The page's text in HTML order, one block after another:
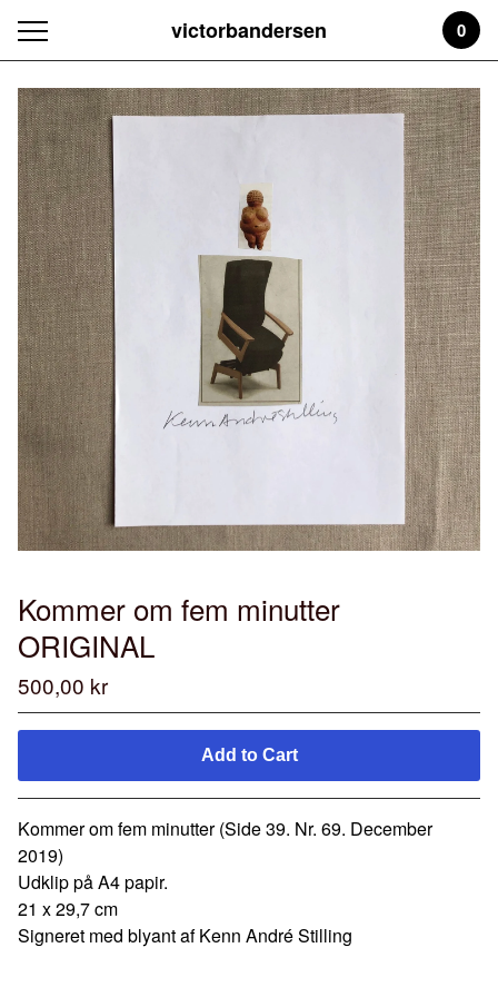
victorbandersen 0
Kommer om fem minutter
ORIGINAL
500,00 kr
Add to Cart
Kommer om fem minutter (Side 39. Nr. 69. December
2019)
Udklip på A4 papir.
21 x 29,7 cm
Signeret med blyant af Kenn André Stilling